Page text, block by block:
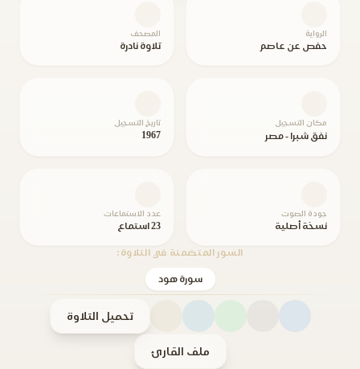
الرواية
حفص عن عاصم
المصحف
تلاوة نادرة
مكان التسجيل
نفق شبرا - مصر
تاريخ التسجيل
1967
جودة الصوت
نسخة أصلية
عدد الاستماعات
23 استماع
السور المتضمنة في التلاوة:
سورة هود
تحميل التلاوة
ملف القارئ